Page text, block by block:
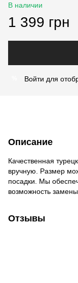
В наличии
1 399 грн
Войти для
Описание
Качественная
вручную. Размер
посадки. Мы
возможность замены
Отзывы